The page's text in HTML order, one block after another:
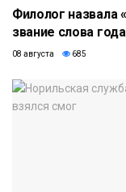
Филолог назвала
звание слова года
08 августа 685